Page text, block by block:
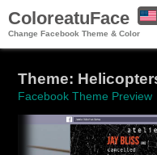
ColoreatuFace
Change Facebook Theme & Color
Theme:
Facebook Theme Preview